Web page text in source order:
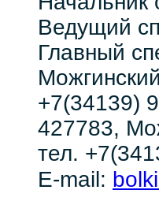
Ведущий
Главный
+7(34139)
427783,
тел.
E-mail: